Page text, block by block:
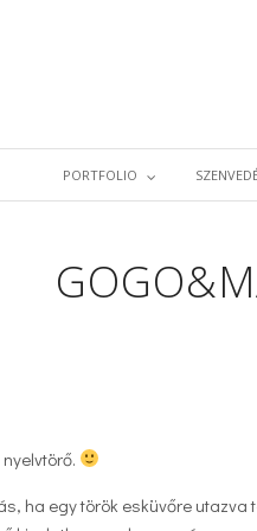
PORTFOLIO
ha egy török esküvőre utazva